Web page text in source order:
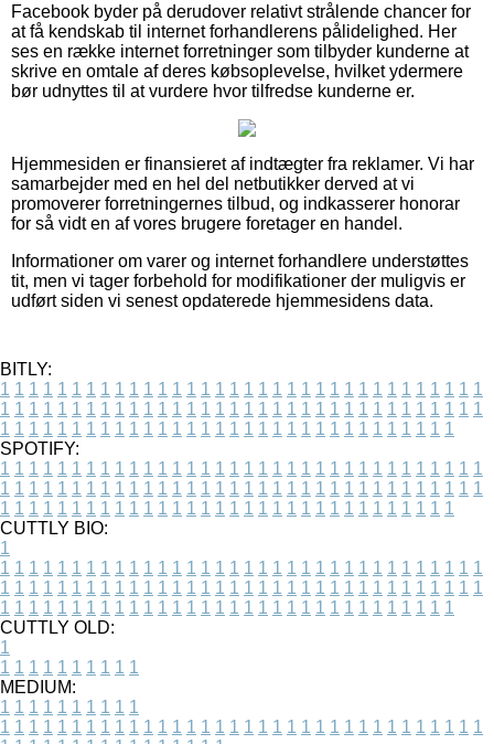
Facebook byder på derudover relativt strålende chancer for
at få kendskab til internet forhandlerens pålidelighed. Her
ses en række internet forretninger som tilbyder kunderne at
skrive en omtale af deres købsoplevelse, hvilket ydermere
bør udnyttes til at vurdere hvor tilfredse kunderne er.
Hjemmesiden er finansieret af indtægter fra reklamer. Vi har
samarbejder med en hel del netbutikker derved at vi
promoverer forretningernes tilbud, og indkasserer honorar
for så vidt en af vores brugere foretager en handel.
Informationer om varer og internet forhandlere understøttes
tit, men vi tager forbehold for modifikationer der muligvis er
udført siden vi senest opdaterede hjemmesidens data.
BITLY:
1 1 1 1 1 1 1 1 1 1 1 1 1 1 1 1 1 1 1 1 1 1 1 1 1 1 1 1 1 1 1 1 1 1
1 1 1 1 1 1 1 1 1 1 1 1 1 1 1 1 1 1 1 1 1 1 1 1 1 1 1 1 1 1 1 1 1 1
1 1 1 1 1 1 1 1 1 1 1 1 1 1 1 1 1 1 1 1 1 1 1 1 1 1 1 1 1 1 1 1
SPOTIFY:
1 1 1 1 1 1 1 1 1 1 1 1 1 1 1 1 1 1 1 1 1 1 1 1 1 1 1 1 1 1 1 1 1 1
1 1 1 1 1 1 1 1 1 1 1 1 1 1 1 1 1 1 1 1 1 1 1 1 1 1 1 1 1 1 1 1 1 1
1 1 1 1 1 1 1 1 1 1 1 1 1 1 1 1 1 1 1 1 1 1 1 1 1 1 1 1 1 1 1 1
CUTTLY BIO:
1
1 1 1 1 1 1 1 1 1 1 1 1 1 1 1 1 1 1 1 1 1 1 1 1 1 1 1 1 1 1 1 1 1 1
1 1 1 1 1 1 1 1 1 1 1 1 1 1 1 1 1 1 1 1 1 1 1 1 1 1 1 1 1 1 1 1 1 1
1 1 1 1 1 1 1 1 1 1 1 1 1 1 1 1 1 1 1 1 1 1 1 1 1 1 1 1 1 1 1 1
CUTTLY OLD:
1
1 1 1 1 1 1 1 1 1 1
MEDIUM:
1 1 1 1 1 1 1 1 1 1
1 1 1 1 1 1 1 1 1 1 1 1 1 1 1 1 1 1 1 1 1 1 1 1 1 1 1 1 1 1 1 1 1 1